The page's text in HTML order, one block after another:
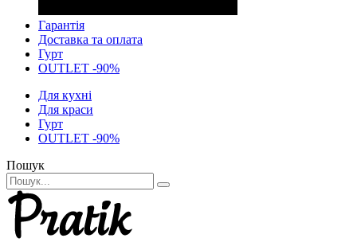
Гарантія
Доставка та оплата
Гурт
OUTLET -90%
Для кухні
Для краси
Гурт
OUTLET -90%
Пошук